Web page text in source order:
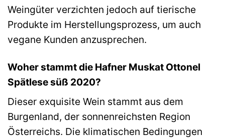
Weingüter verzichten jedoch auf tierische
Produkte im Herstellungsprozess, um auch
vegane Kunden anzusprechen.
Woher stammt die Hafner Muskat Ottonel
Spätlese süß 2020?
Dieser exquisite Wein stammt aus dem
Burgenland, der sonnenreichsten Region
Österreichs. Die klimatischen Bedingungen